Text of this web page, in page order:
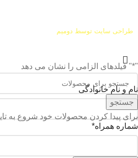
طراحی سایت توسط دومیم
جستجو
برای پیدا کردن محصولات خود شروع به
"
*" فیلدهای الزامی را نشان می دهد
نام و نام خانوادگی
شماره همراه*